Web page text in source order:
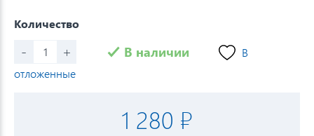
Количество
- + В наличии
В
отложенные
1 280 ₽